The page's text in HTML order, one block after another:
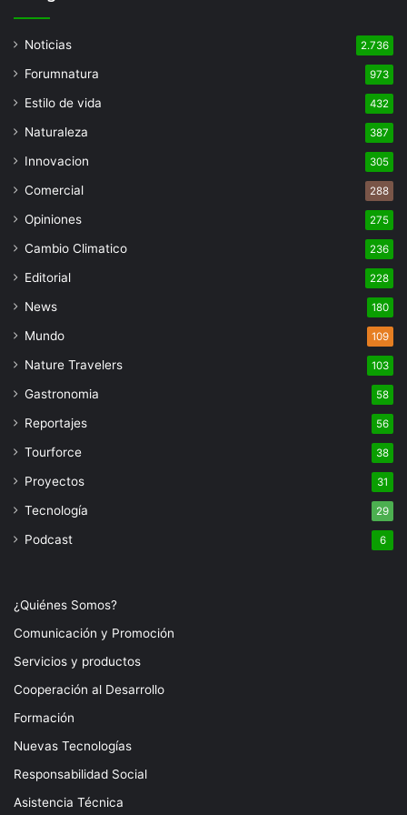
Noticias 2.736
Forumnatura 973
Estilo de vida 432
Naturaleza 387
Innovacion 305
Comercial 288
Opiniones 275
Cambio Climatico 236
Editorial 228
News 180
Mundo 109
Nature Travelers 103
Gastronomia 58
Reportajes 56
Tourforce 38
Proyectos 31
Tecnología 29
Podcast 6
¿Quiénes Somos?
Comunicación y Promoción
Servicios y productos
Cooperación al Desarrollo
Formación
Nuevas Tecnologías
Responsabilidad Social
Asistencia Técnica